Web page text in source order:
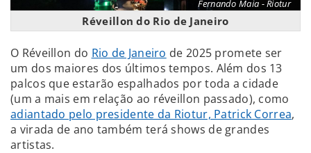
Fernando Maia - Riotur
Réveillon do Rio de Janeiro
O Réveillon do Rio de Janeiro de 2025 promete ser
um dos maiores dos últimos tempos. Além dos 13
palcos que estarão espalhados por toda a cidade
(um a mais em relação ao réveillon passado), como
adiantado pelo presidente da Riotur, Patrick Correa,
a virada de ano também terá shows de grandes
artistas.